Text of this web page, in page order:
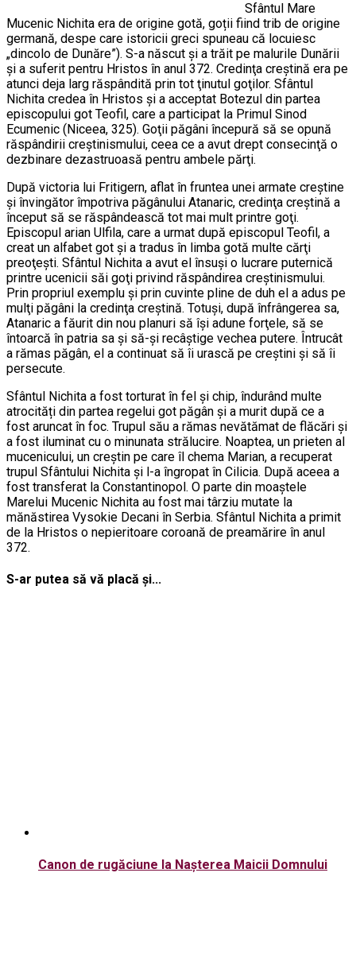
Sfântul Mare
Mucenic Nichita era de origine gotă, goții fiind trib de origine
germană, despe care istoricii greci spuneau că locuiesc
„dincolo de Dunăre”). S-a născut şi a trăit pe malurile Dunării
şi a suferit pentru Hristos în anul 372. Credinţa creştină era pe
atunci deja larg răspândită prin tot ţinutul goţilor. Sfântul
Nichita credea în Hristos şi a acceptat Botezul din partea
episcopului got Teofil, care a participat la Primul Sinod
Ecumenic (Niceea, 325). Goţii păgâni începură să se opună
răspândirii creştinismului, ceea ce a avut drept consecinţă o
dezbinare dezastruoasă pentru ambele părţi.
După victoria lui Fritigern, aflat în fruntea unei armate creştine
şi învingător împotriva păgânului Atanaric, credinţa creştină a
început să se răspândească tot mai mult printre goţi.
Episcopul arian Ulfila, care a urmat după episcopul Teofil, a
creat un alfabet got şi a tradus în limba gotă multe cărţi
preoţeşti. Sfântul Nichita a avut el însuși o lucrare puternică
printre ucenicii săi goţi privind răspândirea creştinismului.
Prin propriul exemplu şi prin cuvinte pline de duh el a adus pe
mulţi păgâni la credinţa creştină. Totuşi, după înfrângerea sa,
Atanaric a făurit din nou planuri să îşi adune forţele, să se
întoarcă în patria sa şi să-şi recâştige vechea putere. Întrucât
a rămas păgân, el a continuat să îi urască pe creştini şi să îi
persecute.
Sfântul Nichita a fost torturat în fel și chip, îndurând multe
atrocități din partea regelui got păgân şi a murit după ce a
fost aruncat în foc. Trupul său a rămas nevătămat de flăcări şi
a fost iluminat cu o minunata strălucire. Noaptea, un prieten al
mucenicului, un creştin pe care îl chema Marian, a recuperat
trupul Sfântului Nichita şi l-a îngropat în Cilicia. După aceea a
fost transferat la Constantinopol. O parte din moaştele
Marelui Mucenic Nichita au fost mai târziu mutate la
mănăstirea Vysokie Decani în Serbia. Sfântul Nichita a primit
de la Hristos o nepieritoare coroană de preamărire în anul
372.
S-ar putea să vă placă și...
Canon de rugăciune la Nașterea Maicii Domnului